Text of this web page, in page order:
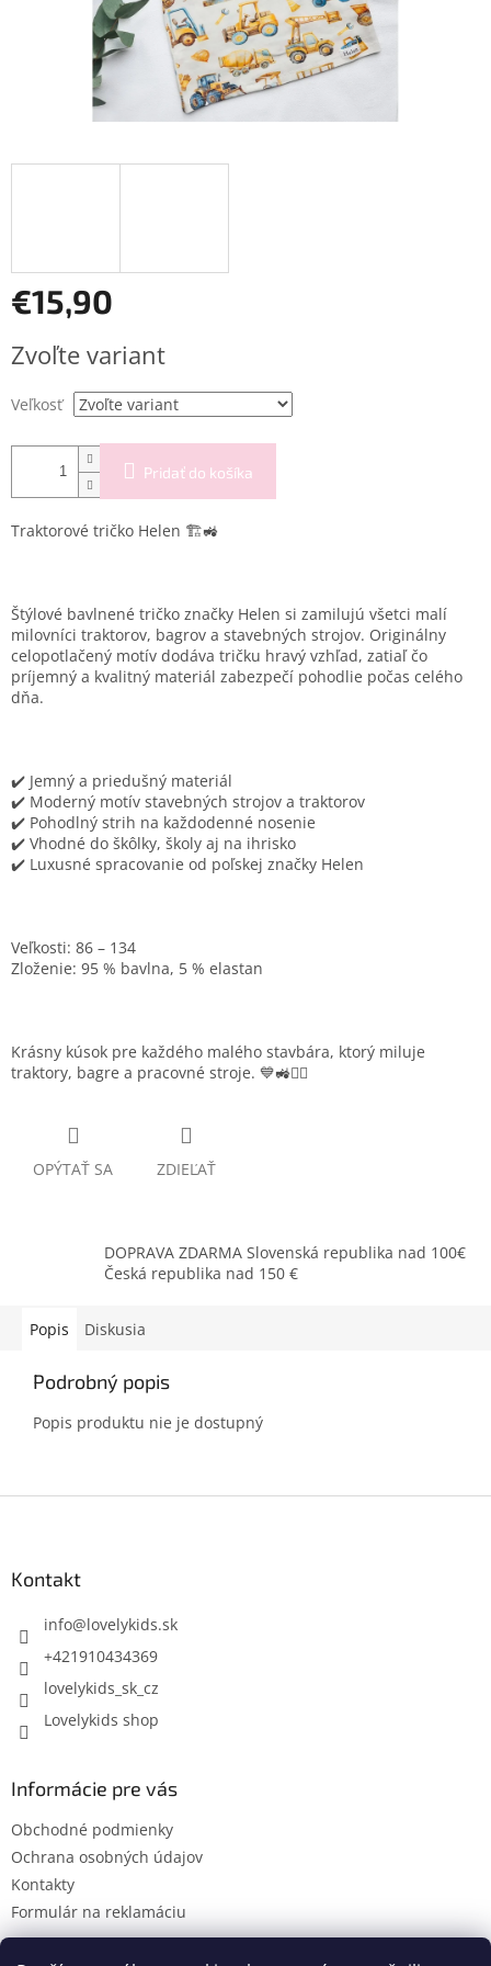
€15,90
cena:
Zvoľte variant
Veľkosť
Pridať do košíka
Traktorové tričko Helen 🏗️🚜
Štýlové bavlnené tričko značky Helen si zamilujú všetci malí
milovníci traktorov, bagrov a stavebných strojov. Originálny
celopotlačený motív dodáva tričku hravý vzhľad, zatiaľ čo
príjemný a kvalitný materiál zabezpečí pohodlie počas celého
dňa.
✔️ Jemný a priedušný materiál
✔️ Moderný motív stavebných strojov a traktorov
✔️ Pohodlný strih na každodenné nosenie
✔️ Vhodné do škôlky, školy aj na ihrisko
✔️ Luxusné spracovanie od poľskej značky Helen
Veľkosti: 86 – 134
Zloženie: 95 % bavlna, 5 % elastan
Krásny kúsok pre každého malého stavbára, ktorý miluje
traktory, bagre a pracovné stroje. 💙🚜👷‍♂️
OPÝTAŤ SA ZDIEĽAŤ
DOPRAVA ZDARMA Slovenská republika nad 100€
Česká republika nad 150 €
Popis Diskusia
Podrobný popis
Popis produktu nie je dostupný
Kontakt
info@lovelykids.sk
+421910434369
lovelykids_sk_cz
Lovelykids shop
Informácie pre vás
Obchodné podmienky
Ochrana osobných údajov
Kontakty
Formulár na reklamáciu